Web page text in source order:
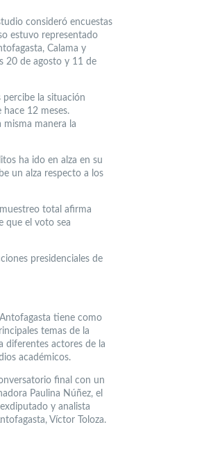
consideró encuestas
estuvo representado
Calama y
20 de agosto y 11 de
percibe la situación
12 meses.
misma manera la
ha ido en alza en su
un alza respecto a los
total afirma
que el voto sea
presidenciales de
tiene como
temas de la
diferentes actores de la
académicos.
final con un
Paulina Núñez, el
y analista
Víctor Toloza.